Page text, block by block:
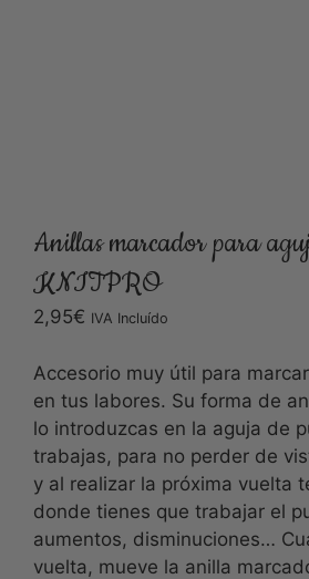
Anillas marcador para
KNITPRO
2,95€ IVA Incluído
Accesorio muy útil para
en tus labores. Su forma de
lo introduzcas en la aguja de
trabajas, para no perder de
y al realizar la próxima vuelta
donde tienes que trabajar el
aumentos, disminuciones…
vuelta, mueve la anilla